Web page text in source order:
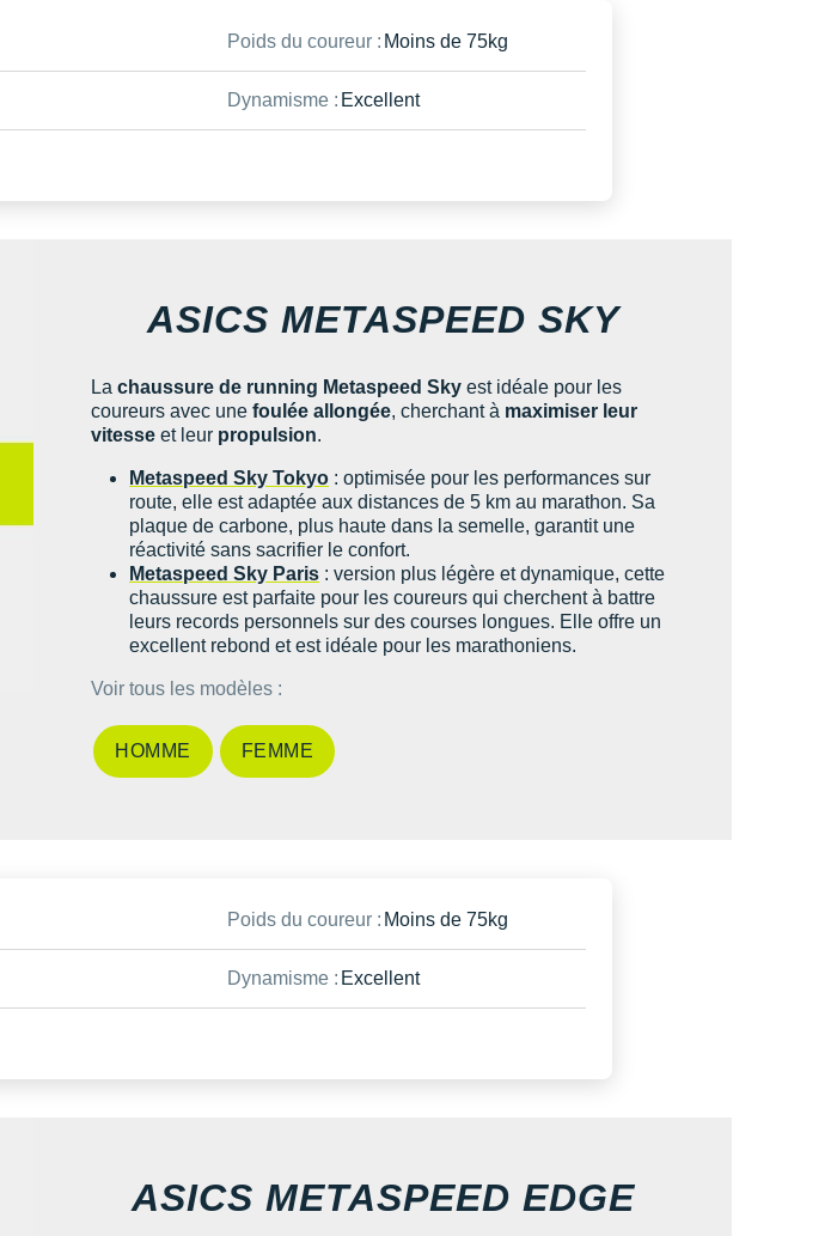
Poids du coureur : Moins de 75kg
Dynamisme : Excellent
ASICS METASPEED SKY
La chaussure de running Metaspeed Sky est idéale pour les
coureurs avec une foulée allongée, cherchant à maximiser leur
vitesse et leur propulsion.
Metaspeed Sky Tokyo : optimisée pour les performances sur
route, elle est adaptée aux distances de 5 km au marathon. Sa
plaque de carbone, plus haute dans la semelle, garantit une
réactivité sans sacrifier le confort.
Metaspeed Sky Paris : version plus légère et dynamique, cette
chaussure est parfaite pour les coureurs qui cherchent à battre
leurs records personnels sur des courses longues. Elle offre un
excellent rebond et est idéale pour les marathoniens.
Voir tous les modèles :
HOMME FEMME
Poids du coureur : Moins de 75kg
Dynamisme : Excellent
ASICS METASPEED EDGE